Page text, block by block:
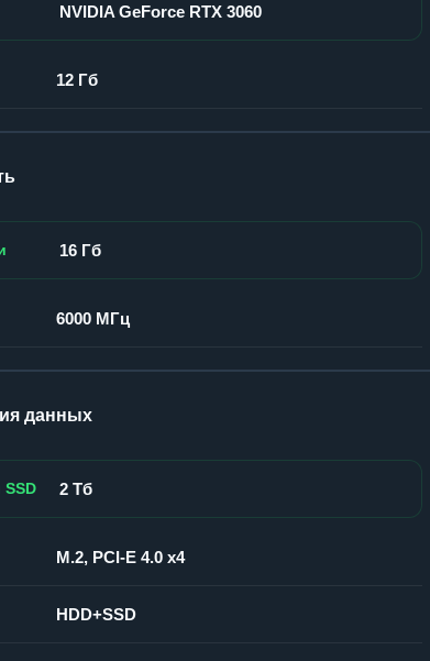
NVIDIA GeForce RTX 3060
12 Гб
16 Гб
6000 МГц
данных
2 Тб
M.2, PCI-E 4.0 x4
HDD+SSD